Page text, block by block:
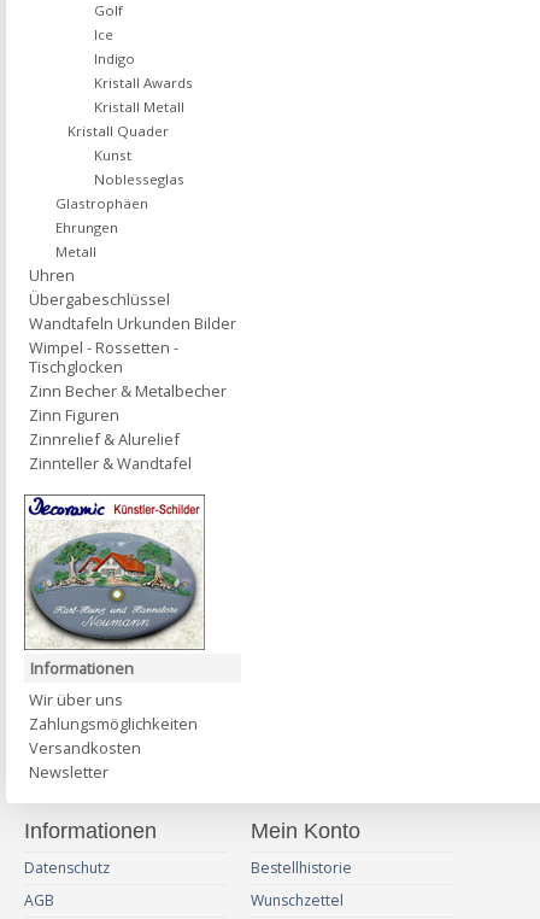
Golf
Ice
Indigo
Kristall Awards
Kristall Metall
Kristall Quader
Kunst
Noblesseglas
Glastrophäen
Ehrungen
Metall
Uhren
Übergabeschlüssel
Wandtafeln Urkunden Bilder
Wimpel - Rossetten -
Tischglocken
Zinn Becher & Metalbecher
Zinn Figuren
Zinnrelief & Alurelief
Zinnteller & Wandtafel
Informationen
Wir über uns
Zahlungsmöglichkeiten
Versandkosten
Newsletter
Informationen
Datenschutz
AGB
Mein Konto
Bestellhistorie
Wunschzettel